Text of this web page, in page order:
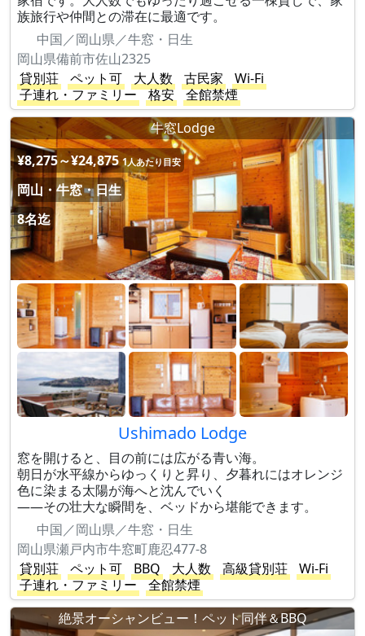
族旅行や仲間との滞在に最適です。
中国／岡山県／牛窓・日生
岡山県備前市佐山2325
貸別荘
ペット可 大人数 古民家
Wi-Fi
子連れ・ファミリー
格安
全館禁煙
牛窓Lodge
¥8,275～¥24,875 1人あたり目安
岡山・牛窓・日生
8名迄
Ushimado Lodge
窓を開けると、目の前には広がる青い海。
朝日が水平線からゆっくりと昇り、夕暮れにはオレンジ
色に染まる太陽が海へと沈んでいく
——その壮大な瞬間を、ベッドから堪能できます。
中国／岡山県／牛窓・日生
岡山県瀬戸内市牛窓町鹿忍477-8
貸別荘
ペット可 BBQ 大人数 高級貸別荘
Wi-Fi
子連れ・ファミリー
全館禁煙
絶景オーシャンビュー！ペット同伴＆BBQ